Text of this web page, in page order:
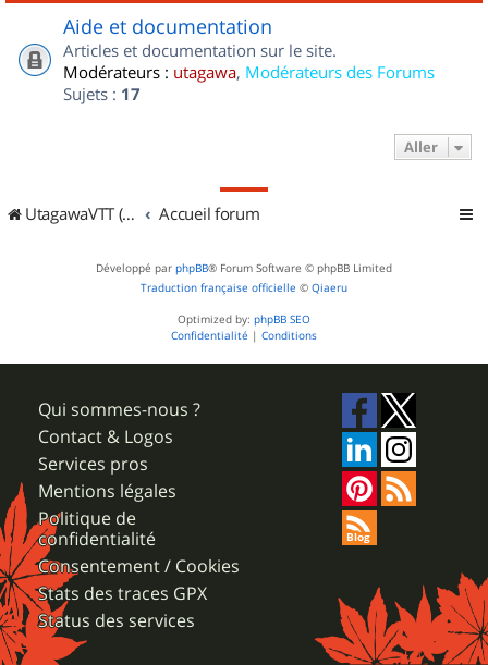
Aide et documentation
Articles et documentation sur le site.
Modérateurs : utagawa, Modérateurs des Forums
Sujets : 17
Aller
UtagawaVTT (Randos VTT et VTTAE avec traces GPS) Accueil forum
Développé par phpBB® Forum Software © phpBB Limited
Traduction française officielle © Qiaeru
Optimized by: phpBB SEO
Confidentialité | Conditions
Qui sommes-nous ?
Contact & Logos
Services pros
Mentions légales
Politique de
confidentialité
Consentement / Cookies
Stats des traces GPX
Status des services